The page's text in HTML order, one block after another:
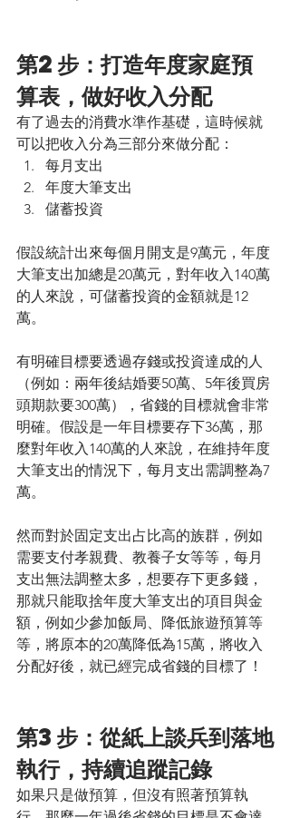
第2步：打造年度家庭預
算表，做好收入分配
有了過去的消費水準作基礎，這時候就
可以把收入分為三部分來做分配：
每月支出
年度大筆支出
儲蓄投資
假設統計出來每個月開支是9萬元，年度
大筆支出加總是20萬元，對年收入140萬
的人來說，可儲蓄投資的金額就是12
萬。
有明確目標要透過存錢或投資達成的人
（例如：兩年後結婚要50萬、5年後買房
頭期款要300萬），省錢的目標就會非常
明確。假設是一年目標要存下36萬，那
麼對年收入140萬的人來說，在維持年度
大筆支出的情況下，每月支出需調整為7
萬。
然而對於固定支出占比高的族群，例如
需要支付孝親費、教養子女等等，每月
支出無法調整太多，想要存下更多錢，
那就只能取捨年度大筆支出的項目與金
額，例如少參加飯局、降低旅遊預算等
等，將原本的20萬降低為15萬，將收入
分配好後，就已經完成省錢的目標了！
第3步：從紙上談兵到落地
執行，持續追蹤記錄
如果只是做預算，但沒有照著預算執